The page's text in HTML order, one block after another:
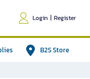
Login | Register
B2S Store